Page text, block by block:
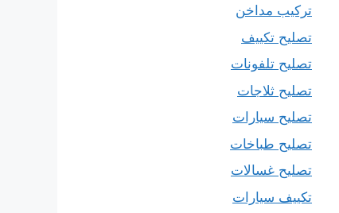
تركيب مداخن
تصليح تكييف
تصليح تلفونات
تصليح ثلاجات
تصليح سيارات
تصليح طباخات
تصليح غسالات
تكييف سيارات